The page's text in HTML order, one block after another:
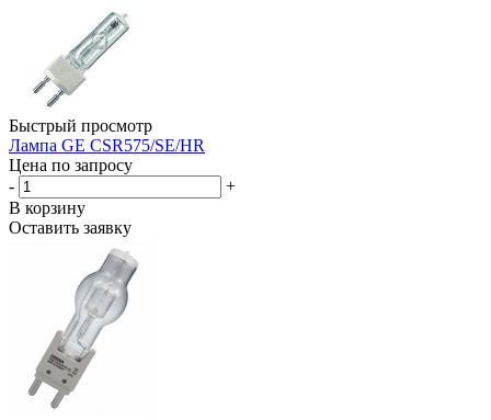
Быстрый просмотр
Лампа GE CSR575/SE/HR
Цена по запросу
-
+
В корзину
Оставить заявку